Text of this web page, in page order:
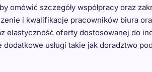
omówić szczegóły współpracy oraz
i kwalifikacje pracowników biura
elastyczność oferty dostosowanej do
usługi takie jak doradztwo